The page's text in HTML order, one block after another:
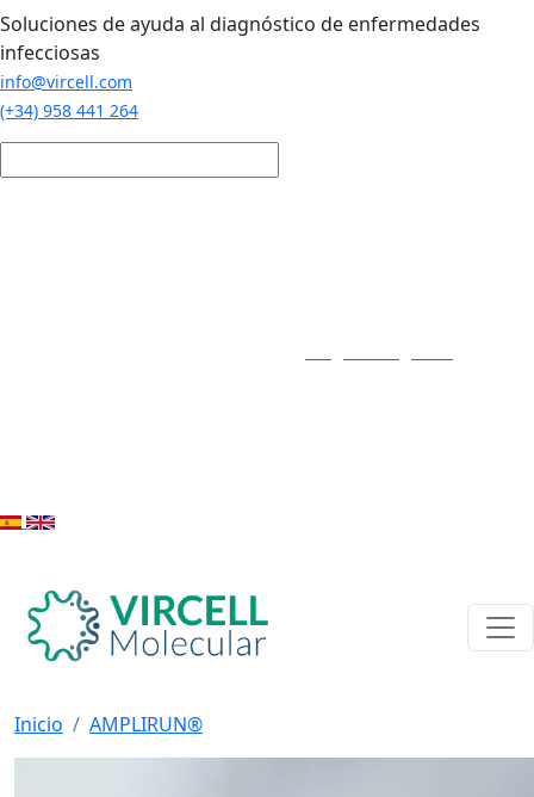
Pasar al contenido principal
Soluciones de ayuda al diagnóstico de enfermedades
infecciosas
info@vircell.com
(+34) 958 441 264
Inicio AMPLIRUN®